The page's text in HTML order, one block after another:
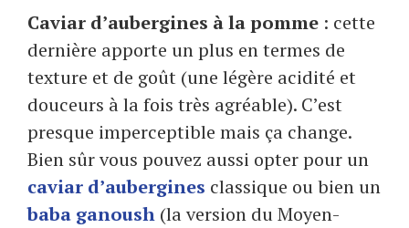
Caviar d’aubergines à la pomme : cette
dernière apporte un plus en termes de
texture et de goût (une légère acidité et
douceurs à la fois très agréable). C’est
presque imperceptible mais ça change.
Bien sûr vous pouvez aussi opter pour un
caviar d’aubergines classique ou bien un
baba ganoush (la version du Moyen-